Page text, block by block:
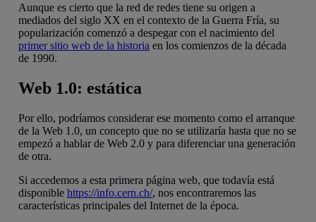
Aunque es cierto que la red de redes tiene su origen a
mediados del siglo XX en el contexto de la Guerra Fría, su
popularización comenzó a despegar con el nacimiento del
primer sitio web de la historia en los comienzos de la década
de 1990.
Web 1.0: estática
Por ello, podríamos considerar ese momento como el arranque
de la Web 1.0, un concepto que no se utilizaría hasta que no se
empezó a hablar de Web 2.0 y para diferenciar una generación
de otra.
Si accedemos a esta primera página web, que todavía está
disponible https://info.cern.ch/, nos encontraremos las
características principales del Internet de la época.